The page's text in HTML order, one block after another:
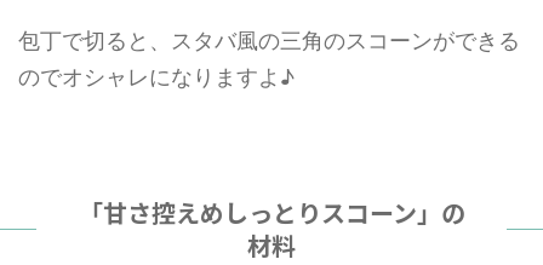
包丁で切ると、スタバ風の三角のスコーンができる
のでオシャレになりますよ♪
「甘さ控えめしっとりスコーン」の
材料